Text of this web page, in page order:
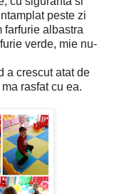
peste zi
farfurie albastra
verde, mie nu-
a crescut atat de
rasfat cu ea.